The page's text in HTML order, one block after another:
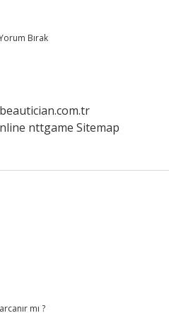
Bırak
nttgame Sitemap
mı ?